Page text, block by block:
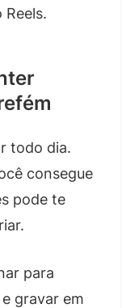
todo dia.
consegue
pode te
para
gravar em